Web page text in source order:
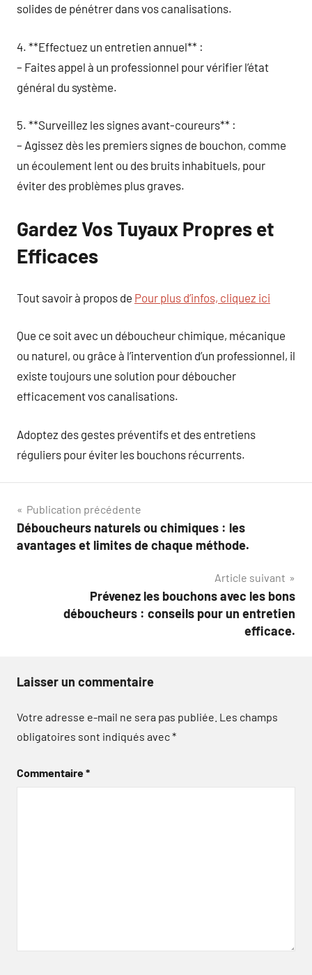
solides de pénétrer dans vos canalisations.
4. **Effectuez un entretien annuel** :
– Faites appel à un professionnel pour vérifier l’état
général du système.
5. **Surveillez les signes avant-coureurs** :
– Agissez dès les premiers signes de bouchon, comme
un écoulement lent ou des bruits inhabituels, pour
éviter des problèmes plus graves.
Gardez Vos Tuyaux Propres et
Efficaces
Tout savoir à propos de Pour plus d’infos, cliquez ici
Que ce soit avec un déboucheur chimique, mécanique
ou naturel, ou grâce à l’intervention d’un professionnel, il
existe toujours une solution pour déboucher
efficacement vos canalisations.
Adoptez des gestes préventifs et des entretiens
réguliers pour éviter les bouchons récurrents.
Navigation
de
Publication précédente
Déboucheurs naturels ou chimiques : les
avantages et limites de chaque méthode.
Article suivant
Prévenez les bouchons avec les bons
déboucheurs : conseils pour un entretien
efficace.
Laisser un commentaire
Votre adresse e-mail ne sera pas publiée. Les champs
obligatoires sont indiqués avec*
Commentaire*